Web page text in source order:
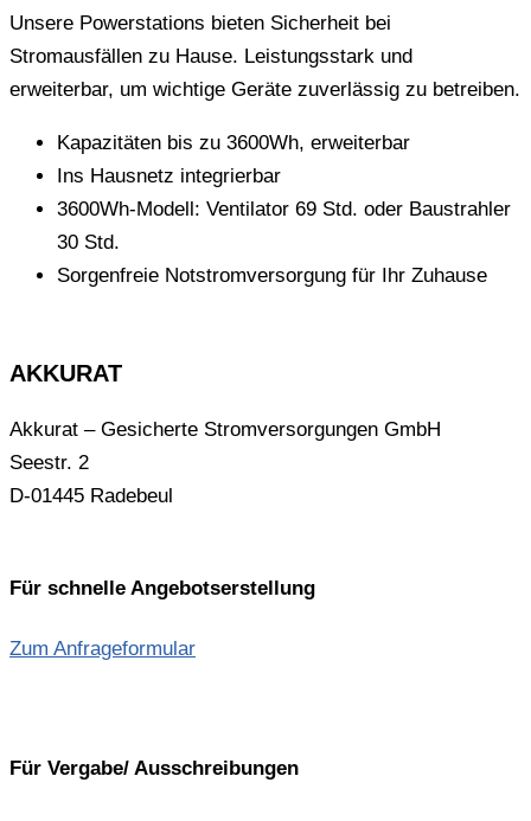
Unsere Powerstations bieten Sicherheit bei
Stromausfällen zu Hause. Leistungsstark und
erweiterbar, um wichtige Geräte zuverlässig zu betreiben.
Kapazitäten bis zu 3600Wh, erweiterbar
Ins Hausnetz integrierbar
3600Wh-Modell: Ventilator 69 Std. oder Baustrahler
30 Std.
Sorgenfreie Notstromversorgung für Ihr Zuhause
AKKURAT
Akkurat – Gesicherte Stromversorgungen GmbH
Seestr. 2
D-01445 Radebeul
Für schnelle Angebotserstellung
Zum Anfrageformular
Für Vergabe/ Ausschreibungen